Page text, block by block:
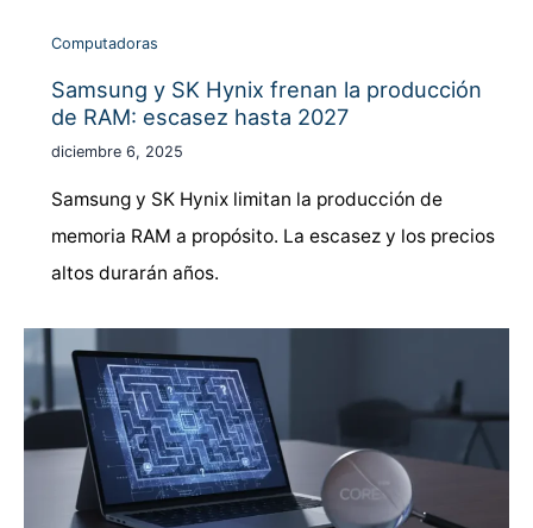
Computadoras
Samsung y SK Hynix frenan la producción
de RAM: escasez hasta 2027
diciembre 6, 2025
Samsung y SK Hynix limitan la producción de
memoria RAM a propósito. La escasez y los precios
altos durarán años.